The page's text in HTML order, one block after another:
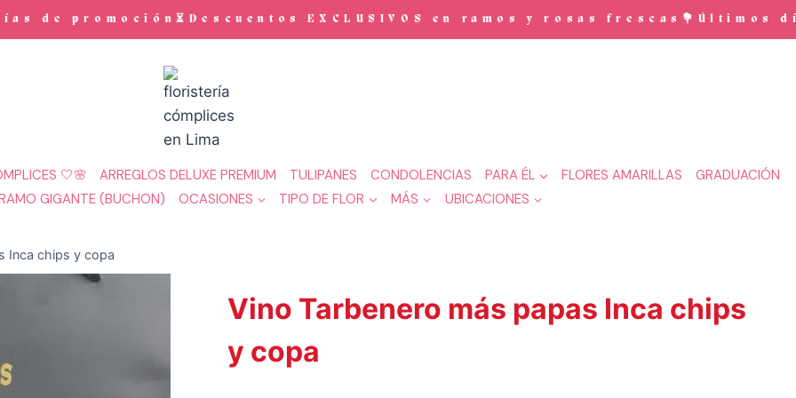
promoción⏳Descuentos EXCLUSIVOS en ramos y rosas frescas💐Últimos
🤍🌸 ARREGLOS DELUXE PREMIUM TULIPANES CONDOLENCIAS PARA ÉL FLORES AMARILLAS
GRADUACIÓN
GIGANTE (BUCHON) OCASIONES TIPO DE FLOR MÁS UBICACIONES
Inca chips y copa
Vino Tarbenero más papas Inca chips
y copa